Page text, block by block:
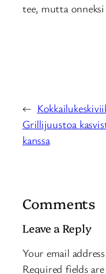
tee, mutta
←
Grillijuustoa
kanssa
Comments
Leave a Reply
Your email
Required fields